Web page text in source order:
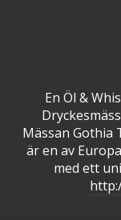
En Öl &
Mässan Gothia
är en av
med ett